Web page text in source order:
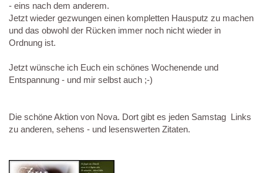
- eins nach dem anderem.
Jetzt wieder gezwungen einen kompletten Hausputz zu machen
und das obwohl der Rücken immer noch nicht wieder in
Ordnung ist.
Jetzt wünsche ich Euch ein schönes Wochenende und
Entspannung - und mir selbst auch ;-)
Die schöne Aktion von Nova. Dort gibt es jeden Samstag Links
zu anderen, sehens - und lesenswerten Zitaten.